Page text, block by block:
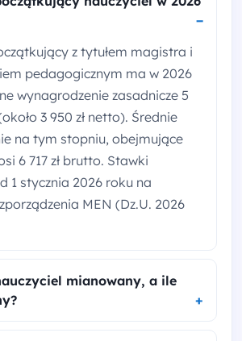
z tytułem magistra i
pedagogicznym ma w 2026
wynagrodzenie zasadnicze 5
3 950 zł netto). Średnie
na tym stopniu, obejmujące
6 717 zł brutto. Stawki
1 stycznia 2026 roku na
MEN (Dz.U. 2026
mianowany, a ile